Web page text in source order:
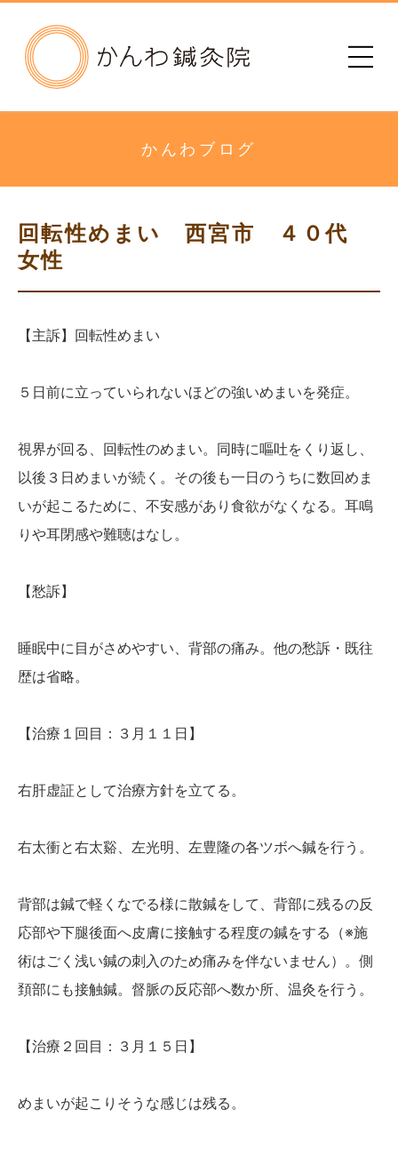
治療院のご案内
メニュー・料金
診療時間
かんわブログ
お問い合わせ
かんわブログ
回転性めまい 西宮市 ４０代
女性
【主訴】回転性めまい
５日前に立っていられないほどの強いめまいを発症。
視界が回る、回転性のめまい。同時に嘔吐をくり返し、
以後３日めまいが続く。その後も一日のうちに数回めま
いが起こるために、不安感があり食欲がなくなる。耳鳴
りや耳閉感や難聴はなし。
【愁訴】
睡眠中に目がさめやすい、背部の痛み。他の愁訴・既往
歴は省略。
【治療１回目：３月１１日】
右肝虚証として治療方針を立てる。
右太衝と右太谿、左光明、左豊隆の各ツボへ鍼を行う。
背部は鍼で軽くなでる様に散鍼をして、背部に残るの反
応部や下腿後面へ皮膚に接触する程度の鍼をする（※施
術はごく浅い鍼の刺入のため痛みを伴ないません）。側
頚部にも接触鍼。督脈の反応部へ数か所、温灸を行う。
【治療２回目：３月１５日】
めまいが起こりそうな感じは残る。